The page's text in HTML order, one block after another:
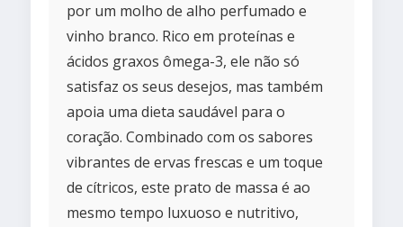
por um molho de alho perfumado e
vinho branco. Rico em proteínas e
ácidos graxos ômega-3, ele não só
satisfaz os seus desejos, mas também
apoia uma dieta saudável para o
coração. Combinado com os sabores
vibrantes de ervas frescas e um toque
de cítricos, este prato de massa é ao
mesmo tempo luxuoso e nutritivo,